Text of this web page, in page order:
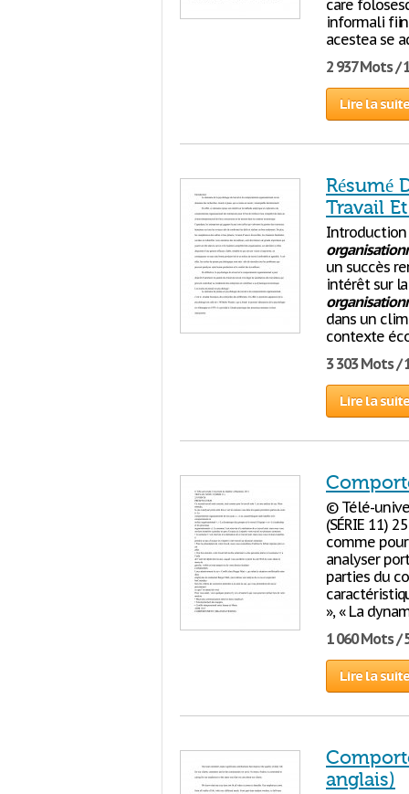
care
informali
acestea se
2 937 Mots /
Lire la
Résumé
Travail
Introduction
un succès
intérêt sur
dans un
contexte
3 303 Mots /
Lire la
© Télé-
(SÉRIE 11)
comme
analyser
parties du
», « La
1 060 Mots /
Lire la
anglais)